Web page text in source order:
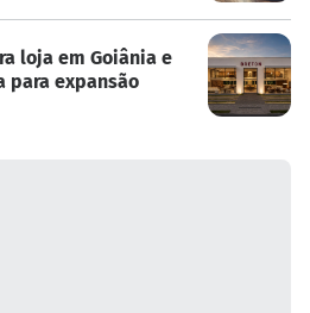
loja em Goiânia e
para expansão